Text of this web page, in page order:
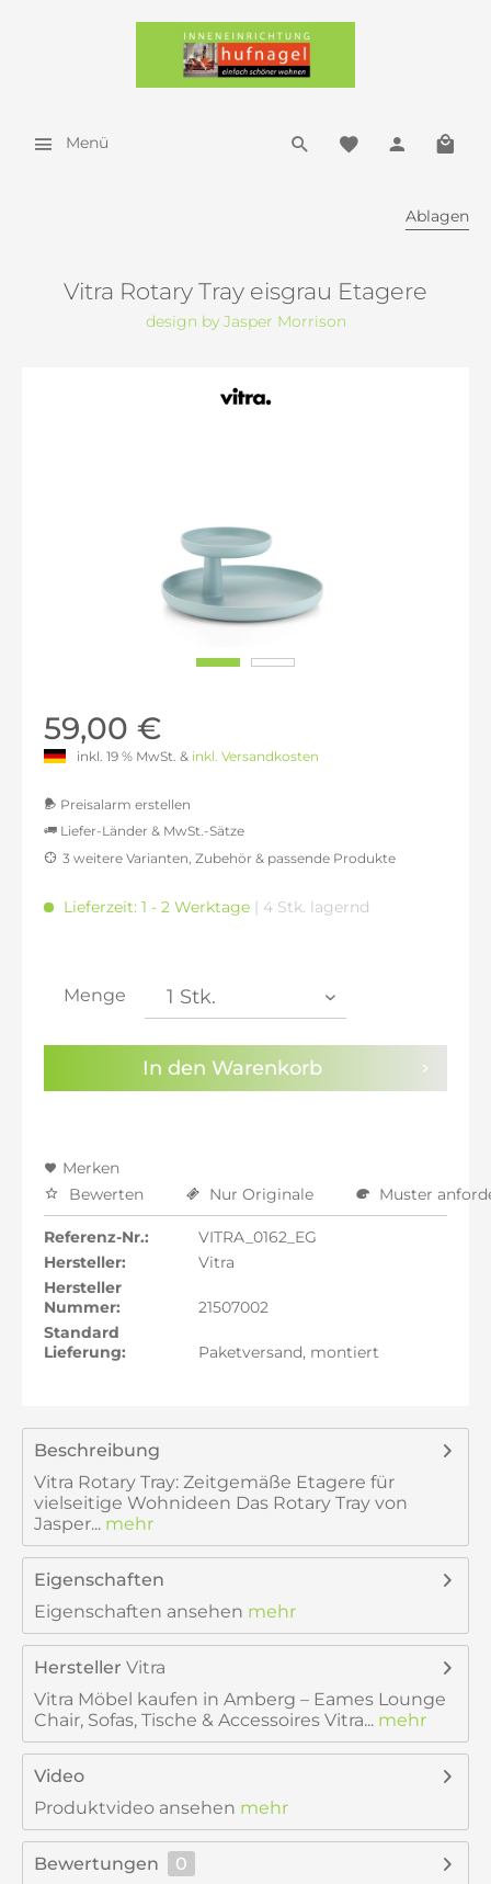
Menü
Ablagen
Vitra Rotary Tray eisgrau Etagere
design by Jasper Morrison
59,00 €
inkl. 19 % MwSt. & inkl. Versandkosten
Preisalarm erstellen
Sie haben dieDatenschutzbestimmungenzur
Kenntnis genommen.
Liefer-Länder & MwSt.-Sätze
inkl. 16% MwSt.: 57,51 €
inkl. 20% MwSt.: 59,50 €
inkl. 21% MwSt.: 59,99 €
inkl. 22% MwSt.: 60,49 €
3 weitere Varianten, Zubehör & passende Produkte
Lieferzeit: 1 - 2 Werktage | 4 Stk. lagernd
Menge
In den Warenkorb
Merken
Bewerten
Nur Originale Muster
Referenz-Nr.:
VITRA_0162_EG
Hersteller:
Vitra
Hersteller
Nummer:
21507002
Standard
Lieferung:
Paketversand, montiert
Beschreibung
Vitra Rotary Tray: Zeitgemäße Etagere für
vielseitige Wohnideen Das Rotary Tray von
Jasper... mehr
Eigenschaften
Eigenschaften ansehen mehr
Hersteller Vitra
Vitra Möbel kaufen in Amberg – Eames Lounge
Chair, Sofas, Tische & Accessoires Vitra... mehr
Video
Produktvideo ansehen mehr
Bewertungen
0